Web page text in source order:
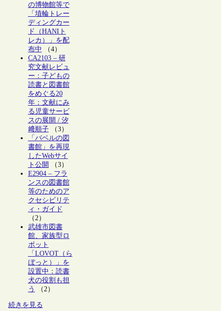
の博物館等で
「埴輪トレー
ディングカー
ド（HANIト
レカ）」を配
布中 （4）
CA2103 – 研
究文献レビュ
ー：子どもの
読書と図書館
をめぐる20
年：文献にみ
る児童サービ
スの展開 / 汐
﨑順子（3）
「バベルの図
書館」を再現
したWebサイ
ト公開
（3）
E2904 – フラ
ンスの図書館
等のためのア
クセシビリテ
ィ・ガイド
（2）
武雄市図書
館、家族型ロ
ボット
「LOVOT（ら
ぼっと）」を
設置中：読書
犬の役割も担
う
（2）
続きを見る